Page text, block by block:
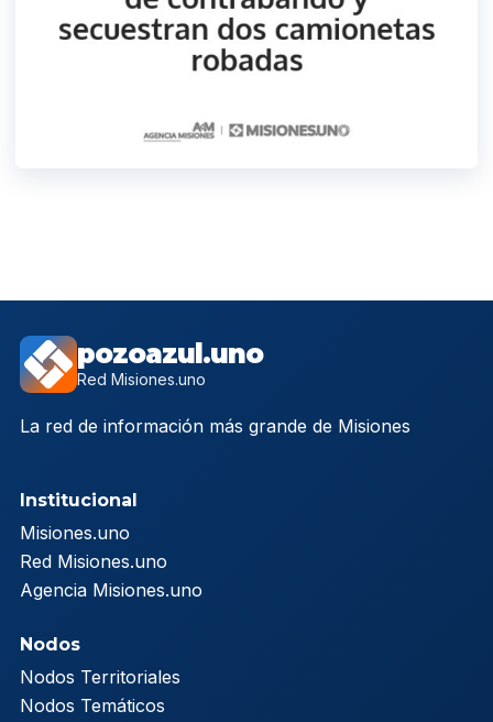
pozoazul.uno
Red Misiones.uno
La red de información más grande de Misiones
Institucional
Misiones.uno
Red Misiones.uno
Agencia Misiones.uno
Nodos
Nodos Territoriales
Nodos Temáticos